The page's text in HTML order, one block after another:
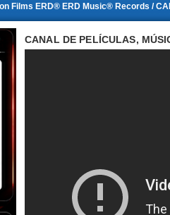
Films ERD® ERD Music® Records /
CANAL DE PELÍCULAS,